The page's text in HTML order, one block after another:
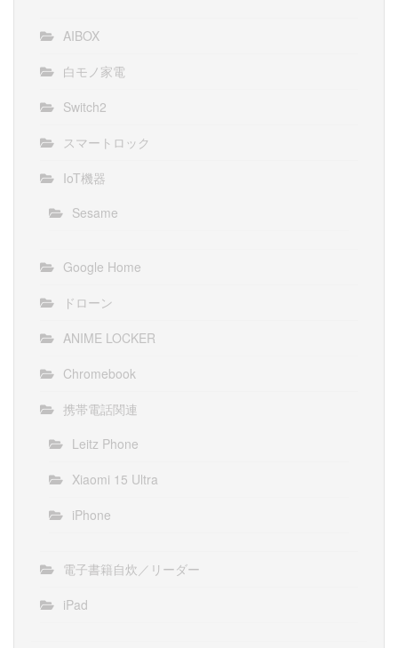
AIBOX
白モノ家電
Switch2
スマートロック
IoT機器
Sesame
Google Home
ドローン
ANIME LOCKER
Chromebook
携帯電話関連
Leitz Phone
Xiaomi 15 Ultra
iPhone
電子書籍自炊／リーダー
iPad